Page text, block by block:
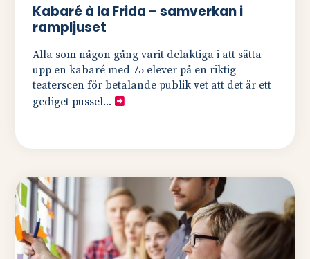
Kabaré à la Frida – samverkan i
rampljuset
Alla som någon gång varit delaktiga i att sätta
upp en kabaré med 75 elever på en riktig
teaterscen för betalande publik vet att det är ett
gediget pussel...